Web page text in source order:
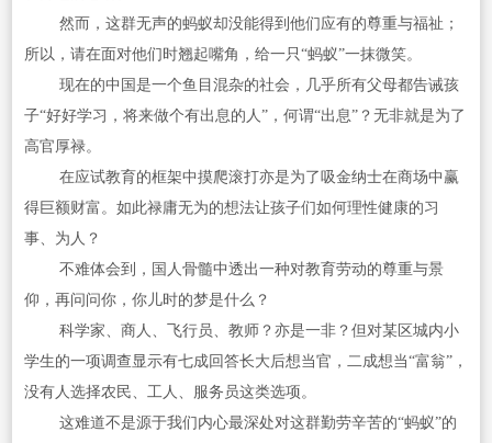
然而，这群无声的蚂蚁却没能得到他们应有的尊重与福祉；
所以，请在面对他们时翘起嘴角，给一只“蚂蚁”一抹微笑。
现在的中国是一个鱼目混杂的社会，几乎所有父母都告诫孩
子“好好学习，将来做个有出息的人”，何谓“出息”？无非就是为了
高官厚禄。
在应试教育的框架中摸爬滚打亦是为了吸金纳士在商场中赢
得巨额财富。如此禄庸无为的想法让孩子们如何理性健康的习
事、为人？
不难体会到，国人骨髓中透出一种对教育劳动的尊重与景
仰，再问问你，你儿时的梦是什么？
科学家、商人、飞行员、教师？亦是一非？但对某区城内小
学生的一项调查显示有七成回答长大后想当官，二成想当“富翁”，
没有人选择农民、工人、服务员这类选项。
这难道不是源于我们内心最深处对这群勤劳辛苦的“蚂蚁”的